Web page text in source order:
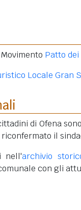
Patto
Locale Gran
di Ofena
riconfermato il
nell'archivio
con gli